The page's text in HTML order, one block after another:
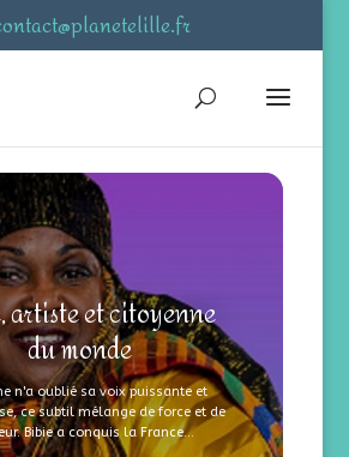
artiste et citoyenne
du monde
n'a oublié sa voix puissante et
ce subtil mélange de force et de
Bibie a conquis la France...